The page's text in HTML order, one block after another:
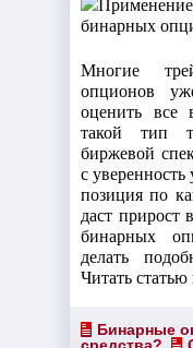
Многие
опционов
оценить все
такой тип
биржевой
с
позиция по
даст прирост
бинарных
делать
Читать
Бинарные